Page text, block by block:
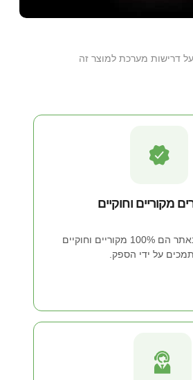
דרישות מערכת למוצר זה
מקוריים וחוקיים
כל המוצרים באתר הם 100% מקוריים וחוקיים
על ידי הספק.